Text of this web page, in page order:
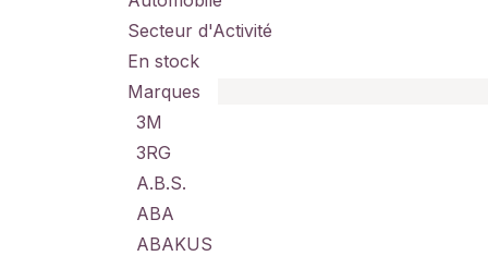
Secteur d'Activité
En stock
Marques
3M
3RG
A.B.S.
ABA
ABAKUS